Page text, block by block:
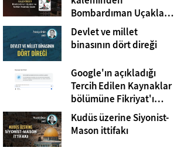
Bombardıman Uçakları
ve Tanklar Arasında
Gazze
Devlet ve millet
binasının dört direği
Google'ın açıkladığı
Tercih Edilen Kaynaklar
bölümüne Fikriyat'ı
eklemeyi unutmayın!
Kudüs üzerine Siyonist-
Mason ittifakı